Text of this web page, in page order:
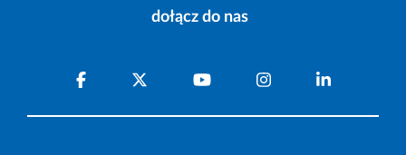
dołącz do nas